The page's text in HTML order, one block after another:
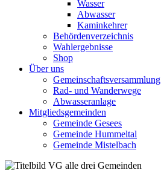
Wasser
Abwasser
Kaminkehrer
Behördenverzeichnis
Wahlergebnisse
Shop
Über uns
Gemeinschaftsversammlung
Rad- und Wanderwege
Abwasseranlage
Mitgliedsgemeinden
Gemeinde Gesees
Gemeinde Hummeltal
Gemeinde Mistelbach